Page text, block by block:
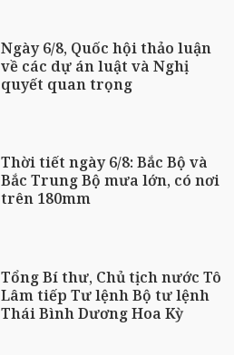
Ngày 6/8, Quốc hội thảo luận
về các dự án luật và Nghị
quyết quan trọng
Thời tiết ngày 6/8: Bắc Bộ và
Bắc Trung Bộ mưa lớn, có nơi
trên 180mm
Tổng Bí thư, Chủ tịch nước Tô
Lâm tiếp Tư lệnh Bộ tư lệnh
Thái Bình Dương Hoa Kỳ